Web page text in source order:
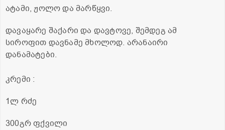
ატამი, ჟოლო და მარწყვი.
დავაყარე შაქარი და დავტოვე, შემდეგ ამ
სიროფით დავნამე მხოლოდ. არანაირი
დანამატები.
კრემი :
1ლ რძე
300გრ ფქვილი